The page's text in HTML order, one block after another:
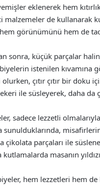
eklenerek hem
malzemeler de kullanarak
görünümünü hem de
sonra, küçük parçalar
istenilen kıvamına
çıtır çıtır bir doku
ile süsleyerek, daha
sadece lezzetli
sunulduklarında,
çikolata parçaları ile
masanın
hem lezzetleri hem